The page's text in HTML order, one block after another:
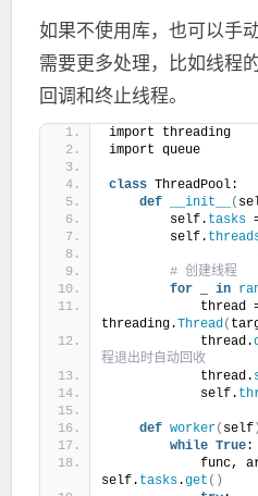
如果不使用库，也可以手
需要更多处理，比如线程
回调和终止线程。
import threading
import queue
class ThreadPool:
def
__init__ (
        self.
tasks
        self.
# 创建线程
for
in
thread
threading.Thread(
            thread.
程退出时自动回收
            thread.
            self.
def worker( self )
while True:
func,
self. tasks.get ()